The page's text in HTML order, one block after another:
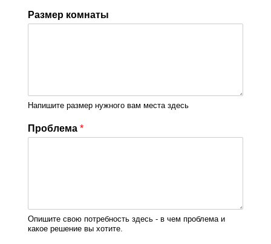
Размер комнаты
Напишите размер нужного вам места здесь
Проблема *
Опишите свою потребность здесь - в чем проблема и
какое решение вы хотите.